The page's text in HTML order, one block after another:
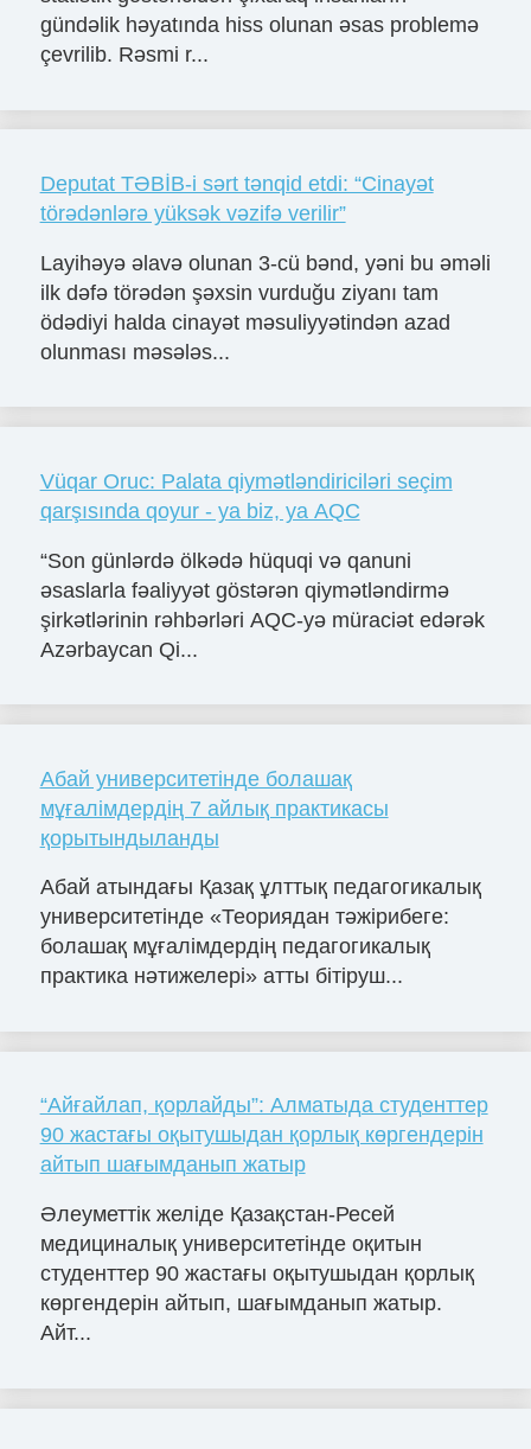
gündəlik həyatında hiss olunan əsas problemə
çevrilib. Rəsmi r...
Deputat TƏBİB-i sərt tənqid etdi: “Cinayət
törədənlərə yüksək vəzifə verilir”
Layihəyə əlavə olunan 3-cü bənd, yəni bu əməli
ilk dəfə törədən şəxsin vurduğu ziyanı tam
ödədiyi halda cinayət məsuliyyətindən azad
olunması məsələs...
Vüqar Oruc: Palata qiymətləndiriciləri seçim
qarşısında qoyur - ya biz, ya AQC
“Son günlərdə ölkədə hüquqi və qanuni
əsaslarla fəaliyyət göstərən qiymətləndirmə
şirkətlərinin rəhbərləri AQC-yə müraciət edərək
Azərbaycan Qi...
Абай университетінде болашақ
мұғалімдердің 7 айлық практикасы
қорытындыланды
Абай атындағы Қазақ ұлттық педагогикалық
университетінде «Теориядан тәжірибеге:
болашақ мұғалімдердің педагогикалық
практика нәтижелері» атты бітіруш...
“Айғайлап, қорлайды”: Алматыда студенттер
90 жастағы оқытушыдан қорлық көргендерін
айтып шағымданып жатыр
Әлеуметтік желіде Қазақстан-Ресей
медициналық университетінде оқитын
студенттер 90 жастағы оқытушыдан қорлық
көргендерін айтып, шағымданып жатыр.
Айт...